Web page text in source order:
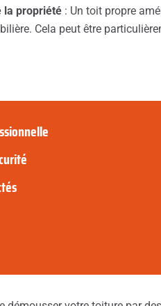
la propriété : Un toit propre
Cela peut être